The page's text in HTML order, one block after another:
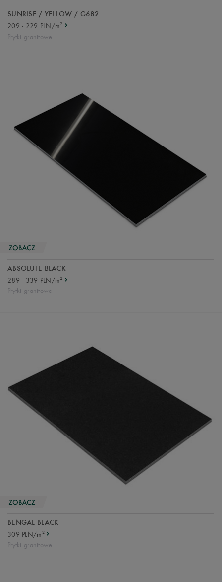
SUNRISE / YELLOW / G682
209 - 229 PLN/m2
Płytki granitowe
ABSOLUTE BLACK
289 - 339 PLN/m2
Płytki granitowe
BENGAL BLACK
309 PLN/m2
Płytki granitowe